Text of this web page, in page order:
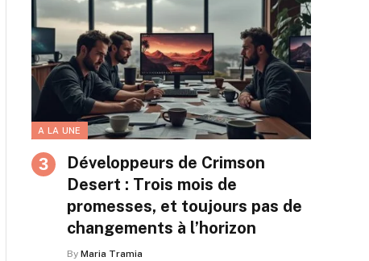
A LA UNE
Développeurs de Crimson
Desert : Trois mois de
promesses, et toujours pas de
changements à l’horizon
By Maria Tramia